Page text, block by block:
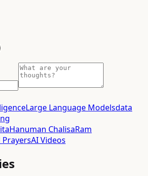
Large Language Modelsdata
Hanuman ChalisaRam
PrayersAI Videos